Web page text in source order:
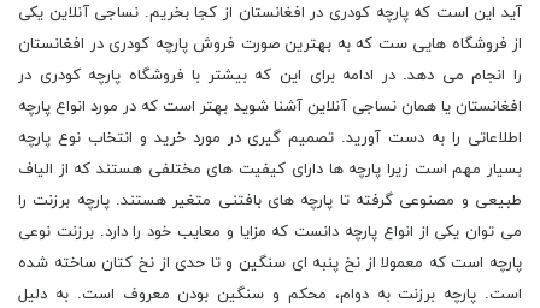
آید این است که پارچه کودری در افغانستان از کجا بخریم. نساجی آنلاین یکی
از فروشگاه هایی ست که به بهترین صورت فروش پارچه کودری در افغانستان
را انجام می دهد. در ادامه برای این که بیشتر با فروشگاه پارچه کودری در
افغانستان یا همان نساجی آنلاین آشنا شوید بهتر است که در مورد انواع پارچه
اطلاعاتی را به دست آورید. تصمیم گیری در مورد خرید و انتخاب نوع پارچه
بسیار مهم است زیرا پارچه ها دارای کیفیت های مختلفی هستند که از الیاف
طبیعی و مصنوعی گرفته تا پارچه های بافتنی متغیر هستند. پارچه برزنت را
می توان یکی از انواع پارچه دانست که مزایا و معایب خود را دارد. برزنت نوعی
پارچه است که معمولا از نخ پنبه ای سنگین و تا حدی از نخ کتان ساخته شده
است. پارچه برزنت به دوام، محکم و سنگین بودن معروف است. به دلیل